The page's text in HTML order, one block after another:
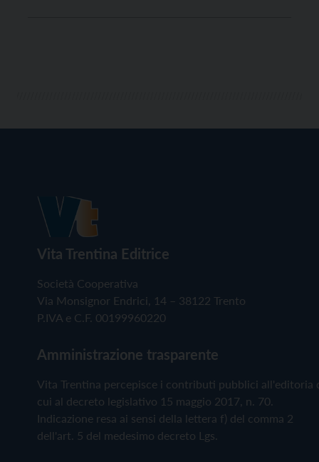
Vita Trentina Editrice
Società Cooperativa
Via Monsignor Endrici, 14 – 38122 Trento
P.IVA e C.F. 00199960220
Amministrazione trasparente
Vita Trentina percepisce i contributi pubblici all'editoria
cui al decreto legislativo 15 maggio 2017, n. 70.
Indicazione resa ai sensi della lettera f) del comma 2
dell'art. 5 del medesimo decreto Lgs.